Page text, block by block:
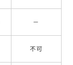
－
不可